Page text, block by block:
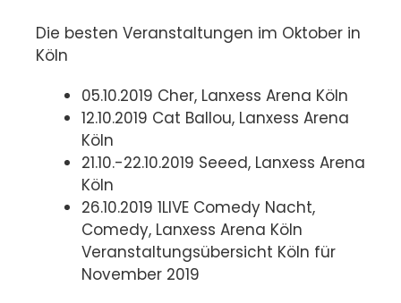
Die besten Veranstaltungen im Oktober in
Köln
05.10.2019 Cher, Lanxess Arena Köln
12.10.2019 Cat Ballou, Lanxess Arena
Köln
21.10.-22.10.2019 Seeed, Lanxess Arena
Köln
26.10.2019 1LIVE Comedy Nacht,
Comedy, Lanxess Arena Köln
Veranstaltungsübersicht Köln für
November 2019